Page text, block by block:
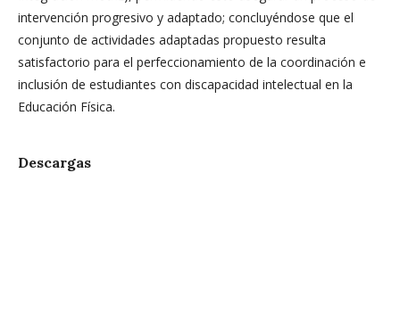
intervención progresivo y adaptado; concluyéndose que el
conjunto de actividades adaptadas propuesto resulta
satisfactorio para el perfeccionamiento de la coordinación e
inclusión de estudiantes con discapacidad intelectual en la
Educación Física.
Descargas